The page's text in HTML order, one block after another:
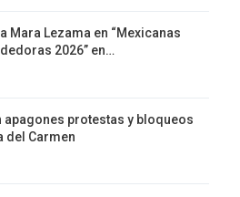
Mara Lezama en “Mexicanas
2026” en…
apagones protestas y bloqueos
del Carmen